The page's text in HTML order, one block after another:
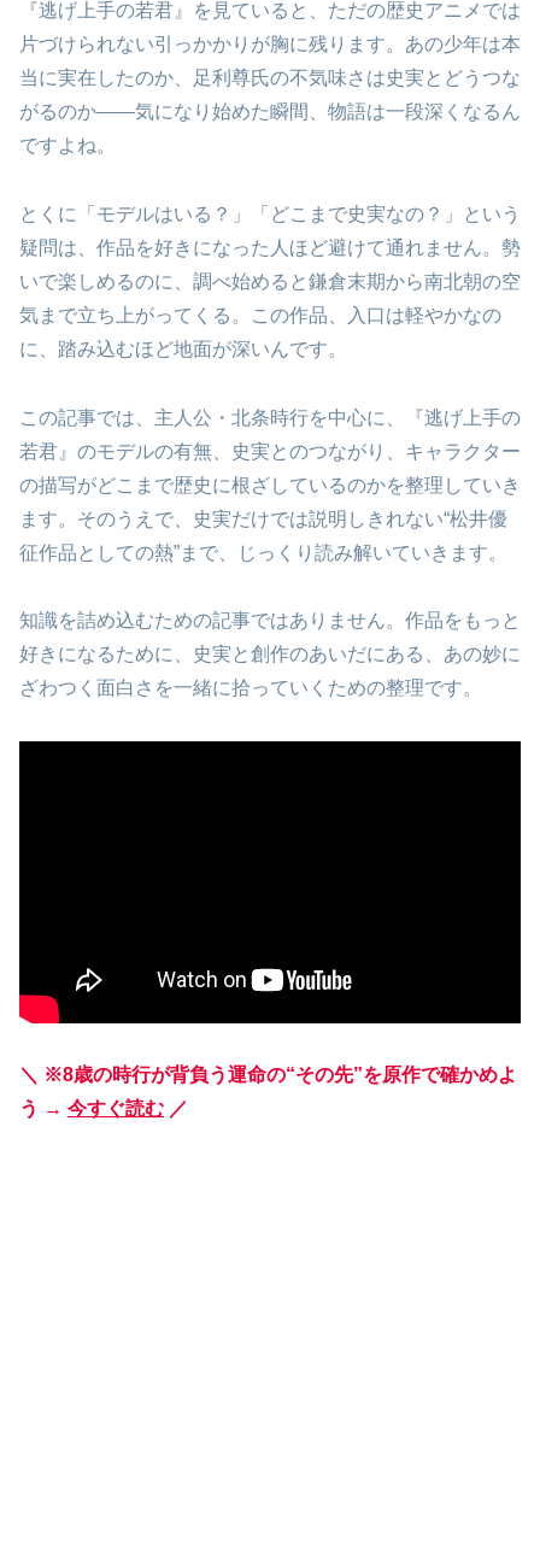
『逃げ上手の若君』を見ていると、ただの歴史アニメでは
片づけられない引っかかりが胸に残ります。あの少年は本
当に実在したのか、足利尊氏の不気味さは史実とどうつな
がるのか――気になり始めた瞬間、物語は一段深くなるん
ですよね。
とくに「モデルはいる？」「どこまで史実なの？」という
疑問は、作品を好きになった人ほど避けて通れません。勢
いで楽しめるのに、調べ始めると鎌倉末期から南北朝の空
気まで立ち上がってくる。この作品、入口は軽やかなの
に、踏み込むほど地面が深いんです。
この記事では、主人公・北条時行を中心に、『逃げ上手の
若君』のモデルの有無、史実とのつながり、キャラクター
の描写がどこまで歴史に根ざしているのかを整理していき
ます。そのうえで、史実だけでは説明しきれない“松井優
征作品としての熱”まで、じっくり読み解いていきます。
知識を詰め込むための記事ではありません。作品をもっと
好きになるために、史実と創作のあいだにある、あの妙に
ざわつく面白さを一緒に拾っていくための整理です。
＼ ※8歳の時行が背負う運命の“その先”を原作で確かめよ
う → 今すぐ読む ／